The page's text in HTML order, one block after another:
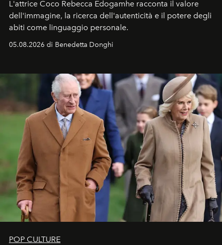
L'attrice Coco Rebecca Edogamhe racconta il valore
dell'immagine, la ricerca dell'autenticità e il potere degli
abiti come linguaggio personale.
05.08.2026 di Benedetta Donghi
POP CULTURE